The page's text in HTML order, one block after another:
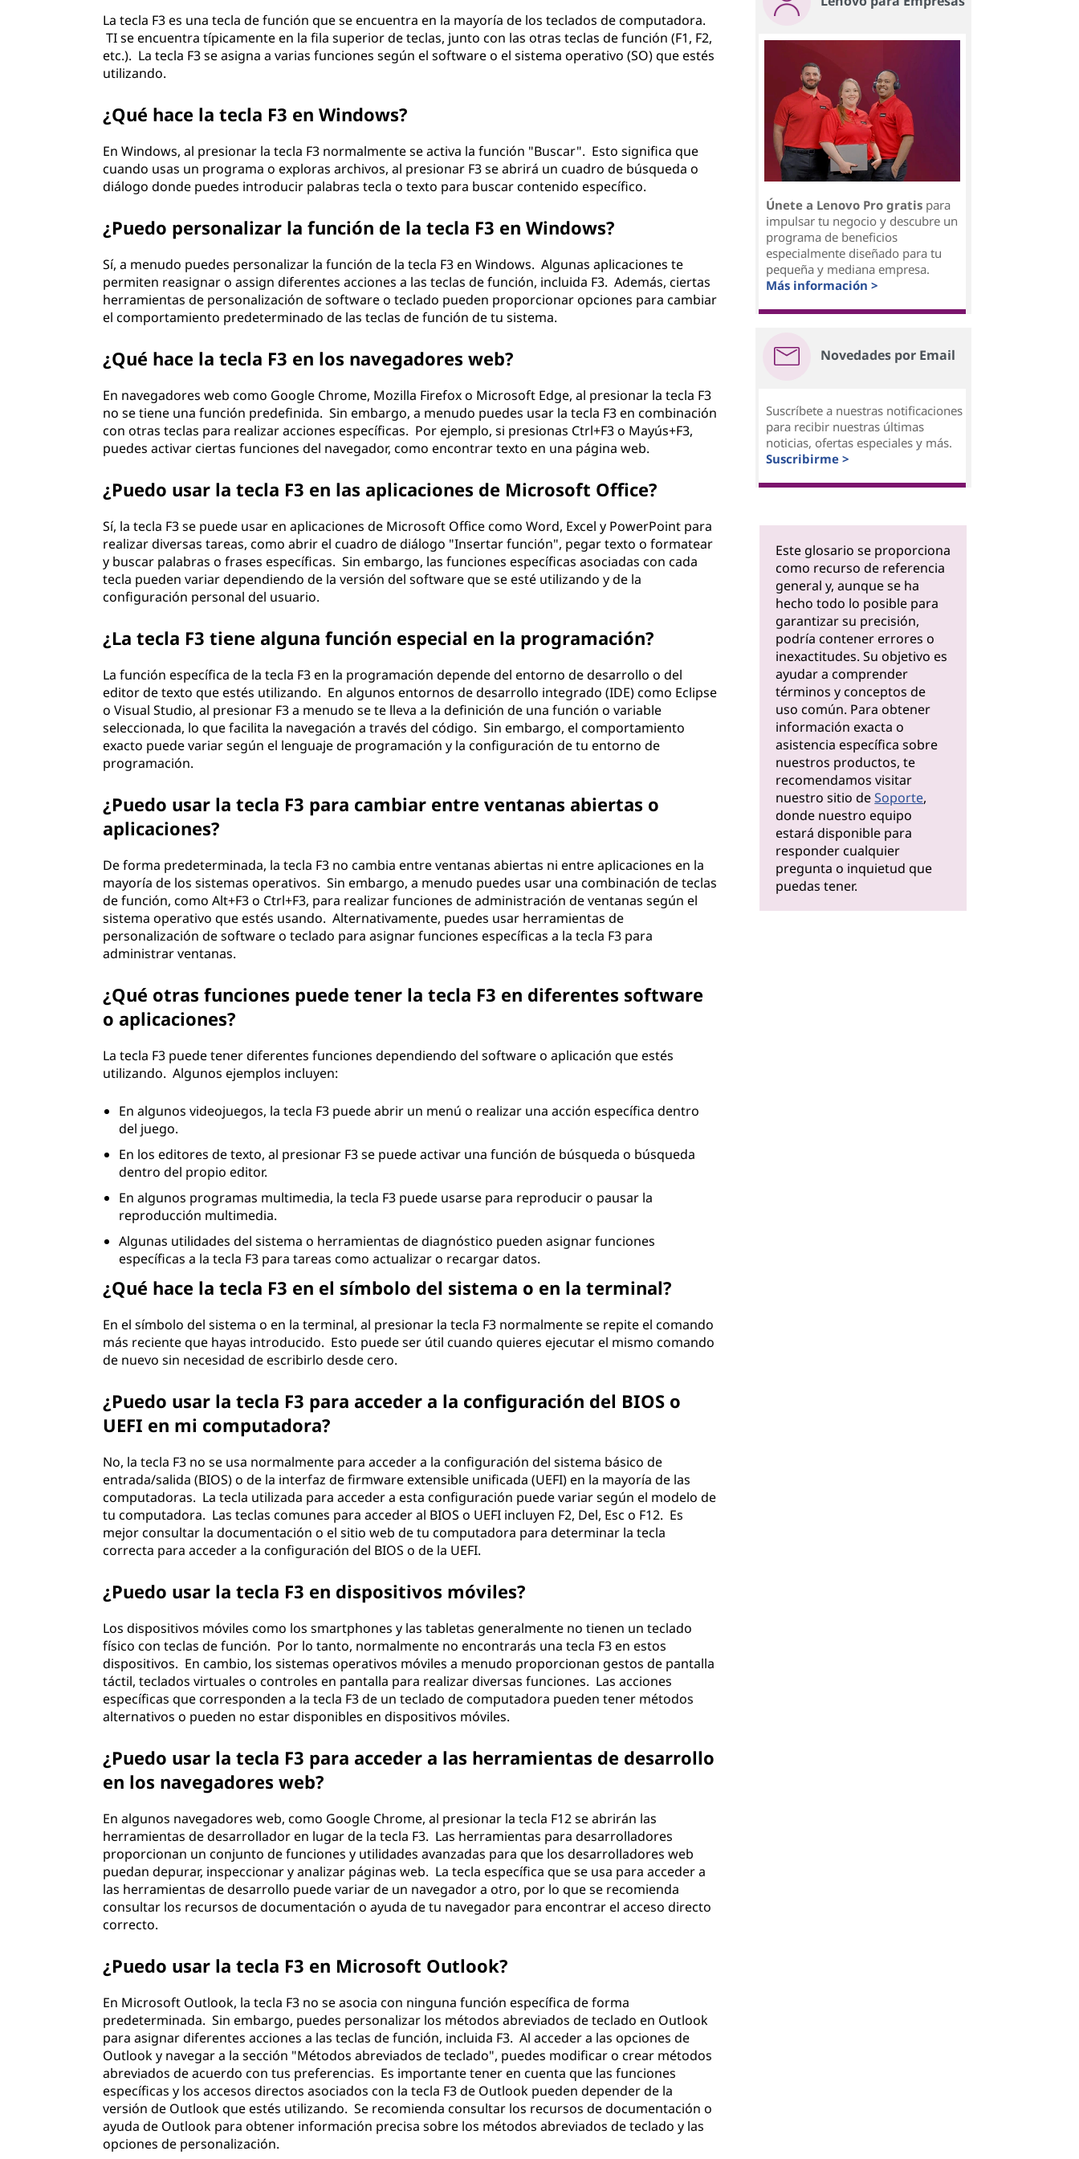
La tecla F3 es una tecla de función que se encuentra en la mayoría de los teclados de computadora.
TI se encuentra típicamente en la fila superior de teclas, junto con las otras teclas de función (F1, F2,
etc.). La tecla F3 se asigna a varias funciones según el software o el sistema operativo (SO) que estés
utilizando.
¿Qué hace la tecla F3 en Windows?
En Windows, al presionar la tecla F3 normalmente se activa la función "Buscar". Esto significa que
cuando usas un programa o exploras archivos, al presionar F3 se abrirá un cuadro de búsqueda o
diálogo donde puedes introducir palabras tecla o texto para buscar contenido específico.
¿Puedo personalizar la función de la tecla F3 en Windows?
Sí, a menudo puedes personalizar la función de la tecla F3 en Windows. Algunas aplicaciones te
permiten reasignar o assign diferentes acciones a las teclas de función, incluida F3. Además, ciertas
herramientas de personalización de software o teclado pueden proporcionar opciones para cambiar
el comportamiento predeterminado de las teclas de función de tu sistema.
¿Qué hace la tecla F3 en los navegadores web?
En navegadores web como Google Chrome, Mozilla Firefox o Microsoft Edge, al presionar la tecla F3
no se tiene una función predefinida. Sin embargo, a menudo puedes usar la tecla F3 en combinación
con otras teclas para realizar acciones específicas. Por ejemplo, si presionas Ctrl+F3 o Mayús+F3,
puedes activar ciertas funciones del navegador, como encontrar texto en una página web.
¿Puedo usar la tecla F3 en las aplicaciones de Microsoft Office?
Sí, la tecla F3 se puede usar en aplicaciones de Microsoft Office como Word, Excel y PowerPoint para
realizar diversas tareas, como abrir el cuadro de diálogo "Insertar función", pegar texto o formatear
y buscar palabras o frases específicas. Sin embargo, las funciones específicas asociadas con cada
tecla pueden variar dependiendo de la versión del software que se esté utilizando y de la
configuración personal del usuario.
¿La tecla F3 tiene alguna función especial en la programación?
La función específica de la tecla F3 en la programación depende del entorno de desarrollo o del
editor de texto que estés utilizando. En algunos entornos de desarrollo integrado (IDE) como Eclipse
o Visual Studio, al presionar F3 a menudo se te lleva a la definición de una función o variable
seleccionada, lo que facilita la navegación a través del código. Sin embargo, el comportamiento
exacto puede variar según el lenguaje de programación y la configuración de tu entorno de
programación.
¿Puedo usar la tecla F3 para cambiar entre ventanas abiertas o
aplicaciones?
De forma predeterminada, la tecla F3 no cambia entre ventanas abiertas ni entre aplicaciones en la
mayoría de los sistemas operativos. Sin embargo, a menudo puedes usar una combinación de teclas
de función, como Alt+F3 o Ctrl+F3, para realizar funciones de administración de ventanas según el
sistema operativo que estés usando. Alternativamente, puedes usar herramientas de
personalización de software o teclado para asignar funciones específicas a la tecla F3 para
administrar ventanas.
¿Qué otras funciones puede tener la tecla F3 en diferentes software
o aplicaciones?
La tecla F3 puede tener diferentes funciones dependiendo del software o aplicación que estés
utilizando. Algunos ejemplos incluyen:
En algunos videojuegos, la tecla F3 puede abrir un menú o realizar una acción específica dentro
del juego.
En los editores de texto, al presionar F3 se puede activar una función de búsqueda o búsqueda
dentro del propio editor.
En algunos programas multimedia, la tecla F3 puede usarse para reproducir o pausar la
reproducción multimedia.
Algunas utilidades del sistema o herramientas de diagnóstico pueden asignar funciones
específicas a la tecla F3 para tareas como actualizar o recargar datos.
¿Qué hace la tecla F3 en el símbolo del sistema o en la terminal?
En el símbolo del sistema o en la terminal, al presionar la tecla F3 normalmente se repite el comando
más reciente que hayas introducido. Esto puede ser útil cuando quieres ejecutar el mismo comando
de nuevo sin necesidad de escribirlo desde cero.
¿Puedo usar la tecla F3 para acceder a la configuración del BIOS o
UEFI en mi computadora?
No, la tecla F3 no se usa normalmente para acceder a la configuración del sistema básico de
entrada/salida (BIOS) o de la interfaz de firmware extensible unificada (UEFI) en la mayoría de las
computadoras. La tecla utilizada para acceder a esta configuración puede variar según el modelo de
tu computadora. Las teclas comunes para acceder al BIOS o UEFI incluyen F2, Del, Esc o F12. Es
mejor consultar la documentación o el sitio web de tu computadora para determinar la tecla
correcta para acceder a la configuración del BIOS o de la UEFI.
¿Puedo usar la tecla F3 en dispositivos móviles?
Los dispositivos móviles como los smartphones y las tabletas generalmente no tienen un teclado
físico con teclas de función. Por lo tanto, normalmente no encontrarás una tecla F3 en estos
dispositivos. En cambio, los sistemas operativos móviles a menudo proporcionan gestos de pantalla
táctil, teclados virtuales o controles en pantalla para realizar diversas funciones. Las acciones
específicas que corresponden a la tecla F3 de un teclado de computadora pueden tener métodos
alternativos o pueden no estar disponibles en dispositivos móviles.
¿Puedo usar la tecla F3 para acceder a las herramientas de desarrollo
en los navegadores web?
En algunos navegadores web, como Google Chrome, al presionar la tecla F12 se abrirán las
herramientas de desarrollador en lugar de la tecla F3. Las herramientas para desarrolladores
proporcionan un conjunto de funciones y utilidades avanzadas para que los desarrolladores web
puedan depurar, inspeccionar y analizar páginas web. La tecla específica que se usa para acceder a
las herramientas de desarrollo puede variar de un navegador a otro, por lo que se recomienda
consultar los recursos de documentación o ayuda de tu navegador para encontrar el acceso directo
correcto.
¿Puedo usar la tecla F3 en Microsoft Outlook?
En Microsoft Outlook, la tecla F3 no se asocia con ninguna función específica de forma
predeterminada. Sin embargo, puedes personalizar los métodos abreviados de teclado en Outlook
para asignar diferentes acciones a las teclas de función, incluida F3. Al acceder a las opciones de
Outlook y navegar a la sección "Métodos abreviados de teclado", puedes modificar o crear métodos
abreviados de acuerdo con tus preferencias. Es importante tener en cuenta que las funciones
específicas y los accesos directos asociados con la tecla F3 de Outlook pueden depender de la
versión de Outlook que estés utilizando. Se recomienda consultar los recursos de documentación o
ayuda de Outlook para obtener información precisa sobre los métodos abreviados de teclado y las
opciones de personalización.
Únete a Lenovo Pro gratispara
impulsar tu negocio y descubre un
programa de beneficios
especialmente diseñado para tu
pequeña y mediana empresa.
Más información >
Novedades por Email
Suscríbete a nuestras notificaciones
para recibir nuestras últimas
noticias, ofertas especiales y más.
Suscribirme >
Este glosario se proporciona
como recurso de referencia
general y, aunque se ha
hecho todo lo posible para
garantizar su precisión,
podría contener errores o
inexactitudes. Su objetivo es
ayudar a comprender
términos y conceptos de
uso común. Para obtener
información exacta o
asistencia específica sobre
nuestros productos, te
recomendamos visitar
nuestro sitio deSoporte,
donde nuestro equipo
estará disponible para
responder cualquier
pregunta o inquietud que
puedas tener.